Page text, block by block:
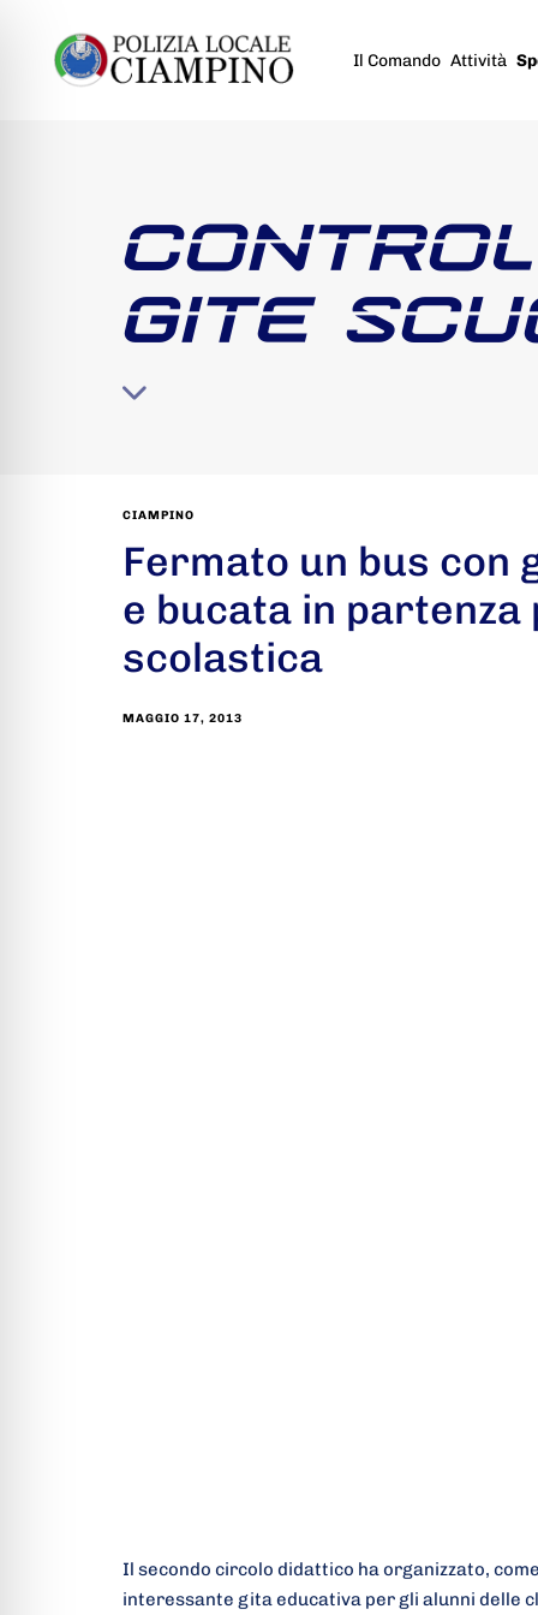
Il Comando Attività
GITE
CIAMPINO
Fermato un bus con
e bucata in
scolastica
MAGGIO 17, 2013
Il secondo circolo didattico ha organizzato,
interessante gita educativa per gli alunni delle